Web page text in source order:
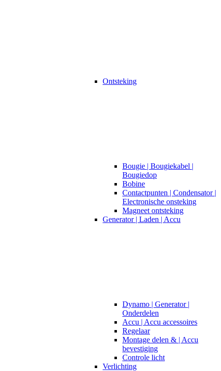
Ontsteking
Bougie | Bougiekabel |
Bougiedop
Bobine
Contactpunten | Condensator |
Electronische onsteking
Magneet ontsteking
Generator | Laden | Accu
Dynamo | Generator |
Onderdelen
Accu | Accu accessoires
Regelaar
Montage delen & | Accu
bevestiging
Controle licht
Verlichting